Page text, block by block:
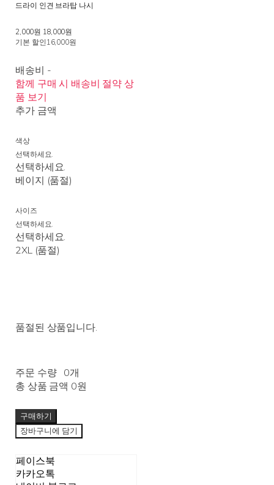
드라이 인견 브라탑 나시
2,000원 18,000원
기본 할인16,000원
배송비 -
함께 구매 시 배송비 절약 상
품 보기
추가 금액
색상
선택하세요.
선택하세요.
베이지 (품절)
사이즈
선택하세요.
선택하세요.
2XL (품절)
품절된 상품입니다.
주문 수량 0개
총 상품 금액 0원
구매하기
장바구니에 담기
페이스북
카카오톡